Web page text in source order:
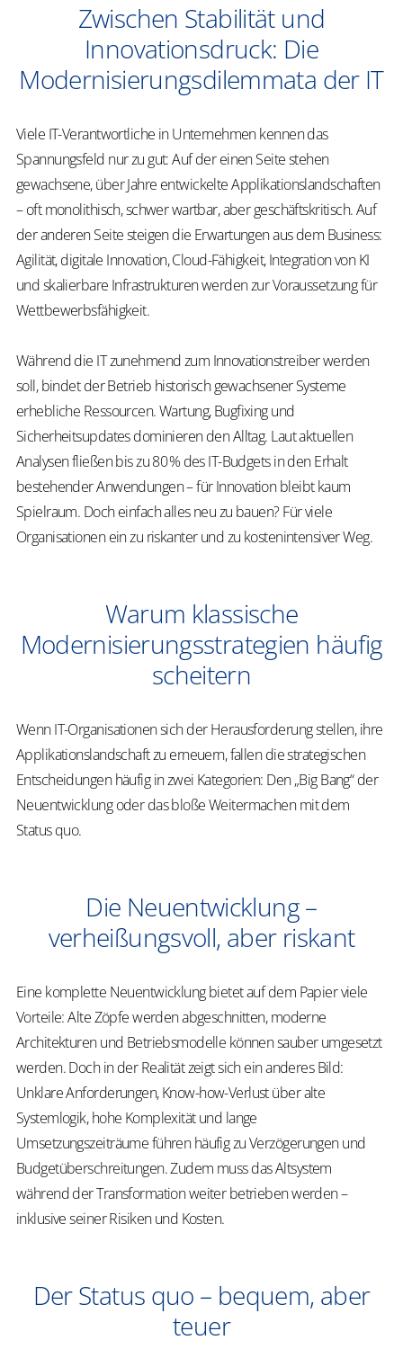
Zwischen Stabilität und
Innovationsdruck: Die
Modernisierungsdilemmata der IT
Viele IT-Verantwortliche in Unternehmen kennen das
Spannungsfeld nur zu gut: Auf der einen Seite stehen
gewachsene, über Jahre entwickelte Applikationslandschaften
– oft monolithisch, schwer wartbar, aber geschäftskritisch. Auf
der anderen Seite steigen die Erwartungen aus dem Business:
Agilität, digitale Innovation, Cloud-Fähigkeit, Integration von KI
und skalierbare Infrastrukturen werden zur Voraussetzung für
Wettbewerbsfähigkeit.
Während die IT zunehmend zum Innovationstreiber werden
soll, bindet der Betrieb historisch gewachsener Systeme
erhebliche Ressourcen. Wartung, Bugfixing und
Sicherheitsupdates dominieren den Alltag. Laut aktuellen
Analysen fließen bis zu 80 % des IT-Budgets in den Erhalt
bestehender Anwendungen – für Innovation bleibt kaum
Spielraum. Doch einfach alles neu zu bauen? Für viele
Organisationen ein zu riskanter und zu kostenintensiver Weg.
Warum klassische
Modernisierungsstrategien häufig
scheitern
Wenn IT-Organisationen sich der Herausforderung stellen, ihre
Applikationslandschaft zu erneuern, fallen die strategischen
Entscheidungen häufig in zwei Kategorien: Den „Big Bang“ der
Neuentwicklung oder das bloße Weitermachen mit dem
Status quo.
Die Neuentwicklung –
verheißungsvoll, aber riskant
Eine komplette Neuentwicklung bietet auf dem Papier viele
Vorteile: Alte Zöpfe werden abgeschnitten, moderne
Architekturen und Betriebsmodelle können sauber umgesetzt
werden. Doch in der Realität zeigt sich ein anderes Bild:
Unklare Anforderungen, Know-how-Verlust über alte
Systemlogik, hohe Komplexität und lange
Umsetzungszeiträume führen häufig zu Verzögerungen und
Budgetüberschreitungen. Zudem muss das Altsystem
während der Transformation weiter betrieben werden –
inklusive seiner Risiken und Kosten.
Der Status quo – bequem, aber
teuer